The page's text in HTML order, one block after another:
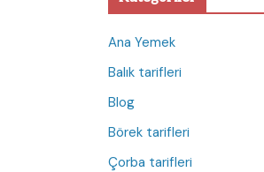
Ana Yemek
Balık tarifleri
Blog
Börek tarifleri
Çorba tarifleri